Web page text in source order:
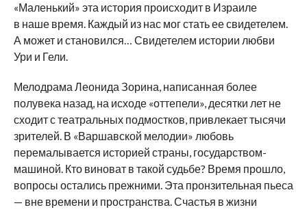
«Маленький» эта история происходит в Израиле
в наше время. Каждый из нас мог стать ее свидетелем.
А может и становился… Свидетелем истории любви
Ури и Гели.
Мелодрама Леонида Зорина, написанная более
полувека назад, на исходе «оттепели», десятки лет не
сходит с театральных подмостков, привлекает тысячи
зрителей. В «Варшавской мелодии» любовь
перемалывается историей страны, государством-
машиной. Кто виноват в такой судьбе? Время прошло,
вопросы остались прежними. Эта пронзительная пьеса
— вне времени и пространства. Счастья в жизни